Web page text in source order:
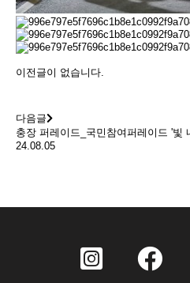
이전글이 없습니다.
다음글
충장 퍼레이드_국민참여퍼레이드 '빛
24.08.05